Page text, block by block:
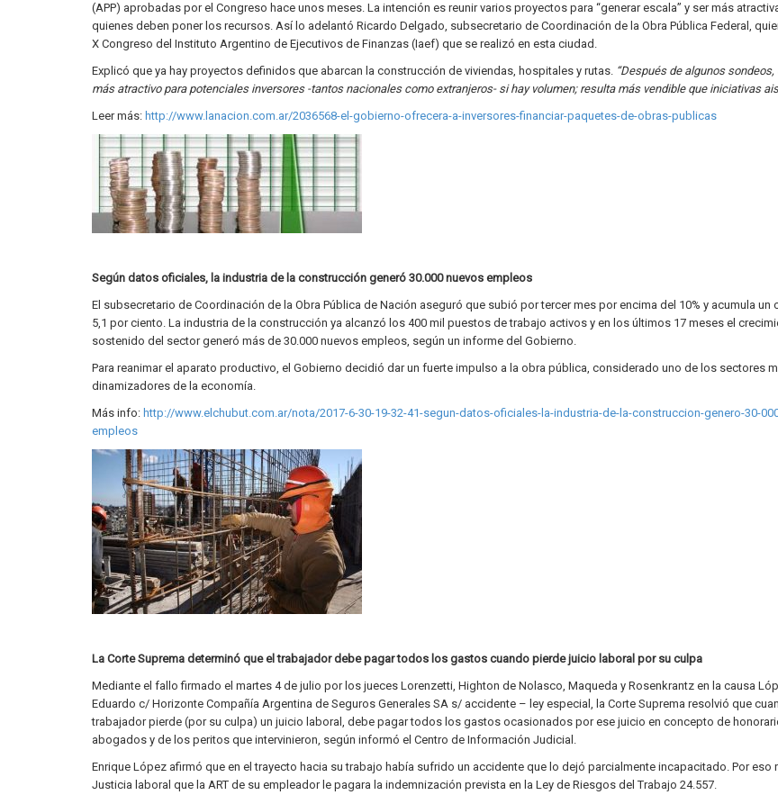
(APP) aprobadas por el Congreso hace unos meses. La intención es reunir varios proyectos para “generar escala” y ser más
quienes deben poner los recursos. Así lo adelantó Ricardo Delgado, subsecretario de Coordinación de la Obra Pública Federal,
X Congreso del Instituto Argentino de Ejecutivos de Finanzas (Iaef) que se realizó en esta ciudad.
Explicó que ya hay proyectos definidos que abarcan la construcción de viviendas, hospitales y rutas. “Después de algunos
más atractivo para potenciales inversores -tantos nacionales como extranjeros- si hay volumen; resulta más vendible que iniciativas
Leer más: http://www.lanacion.com.ar/2036568-el-gobierno-ofrecera-a-inversores-financiar-paquetes-de-obras-publicas
Según datos oficiales, la industria de la construcción generó 30.000 nuevos empleos
El subsecretario de Coordinación de la Obra Pública de Nación aseguró que subió por tercer mes por encima del 10% y acumula un
5,1 por ciento. La industria de la construcción ya alcanzó los 400 mil puestos de trabajo activos y en los últimos 17 meses el
sostenido del sector generó más de 30.000 nuevos empleos, según un informe del Gobierno.
Para reanimar el aparato productivo, el Gobierno decidió dar un fuerte impulso a la obra pública, considerado uno de los sectores
dinamizadores de la economía.
Más info: http://www.elchubut.com.ar/nota/2017-6-30-19-32-41-segun-datos-oficiales-la-industria-de-la-construccion-genero-30-
empleos
La Corte Suprema determinó que el trabajador debe pagar todos los gastos cuando pierde juicio laboral por su culpa
Mediante el fallo firmado el martes 4 de julio por los jueces Lorenzetti, Highton de Nolasco, Maqueda y Rosenkrantz en la causa
Eduardo c/ Horizonte Compañía Argentina de Seguros Generales SA s/ accidente – ley especial, la Corte Suprema resolvió que
trabajador pierde (por su culpa) un juicio laboral, debe pagar todos los gastos ocasionados por ese juicio en concepto de
abogados y de los peritos que intervinieron, según informó el Centro de Información Judicial.
Enrique López afirmó que en el trayecto hacia su trabajo había sufrido un accidente que lo dejó parcialmente incapacitado. Por eso
Justicia laboral que la ART de su empleador le pagara la indemnización prevista en la Ley de Riesgos del Trabajo 24.557.